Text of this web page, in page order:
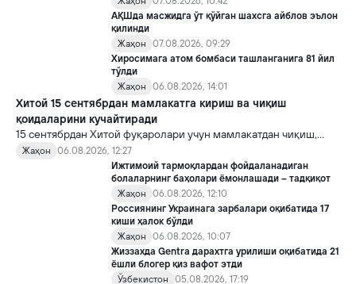
АҚШда масжидга ўт қўйган шахсга айблов эълон
қилинди
Жаҳон
07.08.2026, 09:29
Хиросимага атом бомбаси ташланганига 81 йил
тўлди
Жаҳон
06.08.2026, 14:01
Хитой 15 сентябрдан мамлакатга кириш ва чиқиш
қоидаларини кучайтиради
15 сентябрдан Хитой фуқаролари учун мамлакатдан чиқиш,
хорижликлар учун эса Хитойга кириш тартиби бўйича янги
қоидалар кучга киради.
Жаҳон
06.08.2026, 12:27
Ижтимоий тармоқлардан фойдаланадиган
болаларнинг баҳолари ёмонлашади – тадқиқот
Жаҳон
06.08.2026, 12:10
Россиянинг Украинага зарбалари оқибатида 17
киши ҳалок бўлди
Жаҳон
06.08.2026, 10:07
Жиззахда Gentra дарахтга урилиши оқибатида 21
ёшли блогер қиз вафот этди
Ўзбекистон
05.08.2026, 17:19